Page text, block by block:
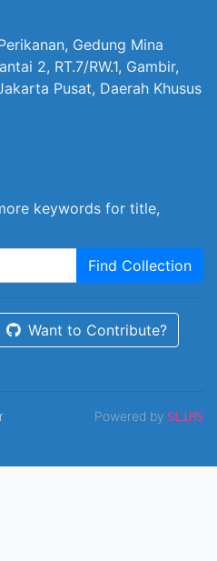
Gedung Mina
2, RT.7/RW.1, Gambir,
Pusat, Daerah Khusus
keywords for title,
Find Collection
Want to Contribute?
Powered by SLiMS